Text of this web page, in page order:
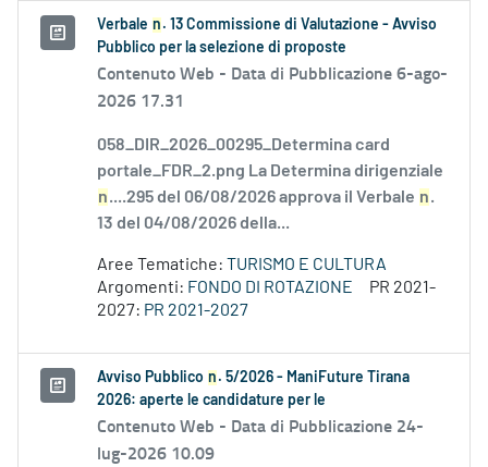
Verbale n . 13 Commissione di Valutazione - Avviso
Pubblico per la selezione di proposte
Contenuto Web - Data di Pubblicazione 6-ago-
2026 17.31
058_DIR_2026_00295_Determina card
portale_FDR_2.png La Determina dirigenziale
n....295 del 06/08/2026 approva il Verbale n.
13 del 04/08/2026 della...
Aree Tematiche: TURISMO E CULTURA
Argomenti: FONDO DI ROTAZIONE
PR 2021-
2027: PR 2021-2027
Avviso Pubblico n . 5/2026 - ManiFuture Tirana
2026: aperte le candidature per le
Contenuto Web - Data di Pubblicazione 24-
lug-2026 10.09